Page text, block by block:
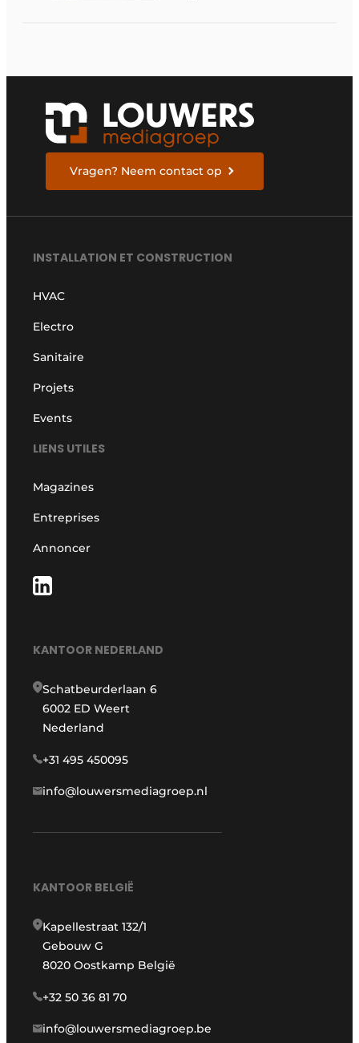
Vragen? Neem contact op
INSTALLATION ET CONSTRUCTION
HVAC
Electro
Sanitaire
Projets
Events
LIENS UTILES
Magazines
Entreprises
Annoncer
KANTOOR NEDERLAND
Schatbeurderlaan 6
6002 ED Weert
Nederland
+31 495 450095
info@louwersmediagroep.nl
KANTOOR BELGIË
Kapellestraat 132/1
Gebouw G
8020 Oostkamp België
+32 50 36 81 70
info@louwersmediagroep.be